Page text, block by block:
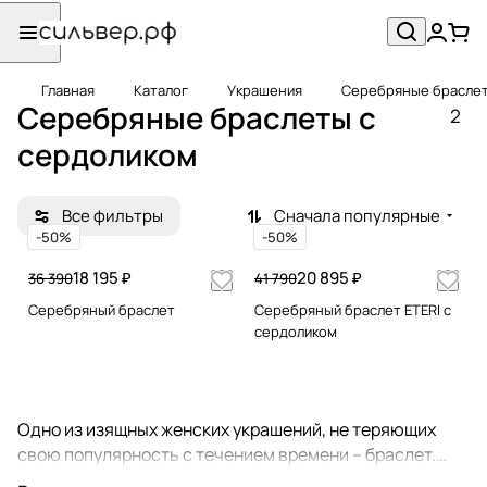
Главная Каталог Украшения Серебряные
Серебряные браслеты с
сердоликом
2
Все фильтры Сначала популярные
-50%
18 195 ₽
36 390
Серебряный браслет
-50%
20 895 ₽
41 790
Серебряный браслет ETERI с
сердоликом
Одно из изящных женских украшений, не теряющих
свою популярность с течением времени – браслет.
Браслеты носят не только представительницы